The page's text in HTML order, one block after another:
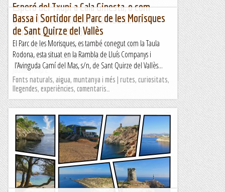
Esperó del Txupi a Cala Ginesta, o com
gaudir la vertical sobre la Mediterrània.
Garraf. 08-03-2023.
Penya-segats de Cala Ginesta. Foto Paco Garcia.
Primera visita a Cala Ginesta gràcies a la...
Jaumegrimp 2
Bassa i Sortidor del Parc de les Morisques
de Sant Quirze del Vallès
El Parc de les Morisques, es també conegut com la Taula
Rodona, esta situat en la Rambla de Lluís Companys i
l’Avinguda Camí del Mas, s/n, de Sant Quirze del Vallès...
Fonts naturals, aigua, muntanya i més | rutes, curiositats,
llegendes, experiències, comentaris…